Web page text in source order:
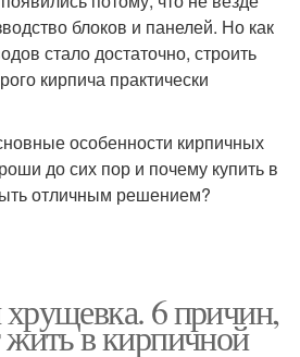
блоков и панелей. Но как
стало достаточно, строить
кирпича практически
особенности кирпичных
до сих пор и почему купить в
отличным решением?
6 причин,
в кирпичной